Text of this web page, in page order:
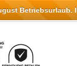
Betriebsurlaub.